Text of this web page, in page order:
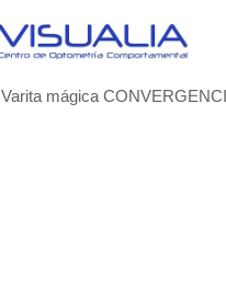
Varita mágica